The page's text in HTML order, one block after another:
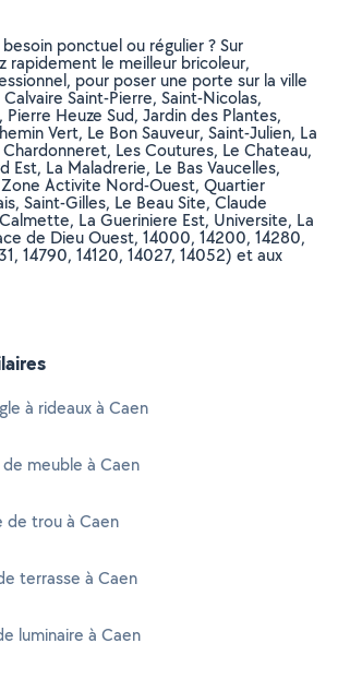
ponctuel ou régulier ? Sur
rapidement le meilleur bricoleur,
pour poser une porte sur la ville
Saint-Pierre, Saint-Nicolas,
Heuze Sud, Jardin des Plantes,
Vert, Le Bon Sauveur, Saint-Julien, La
Les Coutures, Le Chateau,
La Maladrerie, Le Bas Vaucelles,
Zone Activite Nord-Ouest, Quartier
Saint-Gilles, Le Beau Site, Claude
La Gueriniere Est, Universite, La
de Dieu Ouest, 14000, 14200, 14280,
14790, 14120, 14027, 14052) et aux
à rideaux à Caen
meuble à Caen
de trou à Caen
terrasse à Caen
luminaire à Caen